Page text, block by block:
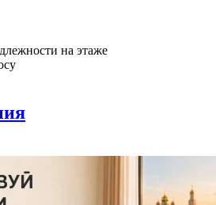
на этаже